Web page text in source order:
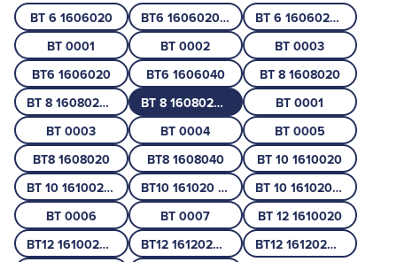
BT 6 1606020 ВТ6 1606020 + ВТ6 1606040
ВТ 6 1606020 + ВТ 6 1606040 + ВТ 0002
ВТ 0001
ВТ 0002
ВТ 0003
ВТ6 1606020
ВТ6 1606040
ВТ 8 1608020
ВТ 8 1608020 + ВТ 8 1608040
ВТ 8 1608020 + ВТ 8 1608040 + ВТ 0004
ВТ 0001
ВТ 0003
ВТ 0004
ВТ 0005
ВТ8 1608020
ВТ8 1608040
ВТ 10 1610020
ВТ 10 1610020 + ВТ 10 1610040
ВТ10 161020 + ВТ10 161040 + ВТ 0007
ВТ 10 161020 + ВТ 10 161040 + ВТ0007
ВТ 0006
ВТ 0007
ВТ 12 1610020
ВТ12 1610020 + ВТ12 1612040
ВТ12 1612020 + ВТ12 1612040 + ВТ 0008
ВТ12 1612020 + ВТ12 1612040 + ВТ 0008